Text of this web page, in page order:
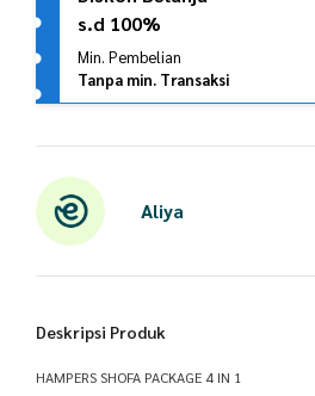
s.d 100%
Min. Pembelian
Tanpa min. Transaksi
Aliya
Deskripsi Produk
HAMPERS SHOFA PACKAGE 4 IN 1